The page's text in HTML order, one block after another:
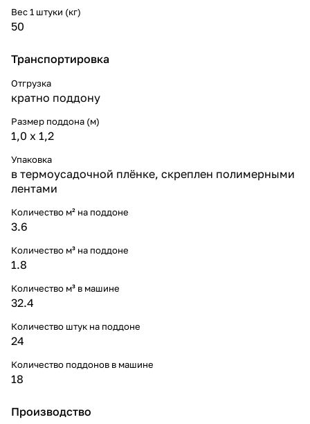
Вес 1 штуки (кг)
50
Транспортировка
Отгрузка
кратно поддону
Размер поддона (м)
1,0 х 1,2
Упаковка
в термоусадочной плёнке, скреплен полимерными
лентами
Количество м² на поддоне
3.6
Количество м³ на поддоне
1.8
Количество м³ в машине
32.4
Количество штук на поддоне
24
Количество поддонов в машине
18
Производство